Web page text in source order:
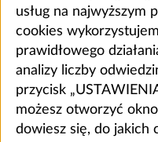
usług na najwyższym
cookies
prawidłowego
analizy liczby
przycisk
możesz otworzyć
dowiesz się, do jakich